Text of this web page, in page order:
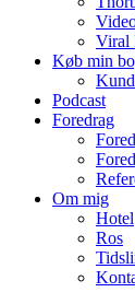
Viral
Køb min
Podcast
Foredrag
Om mig
Hotel
Ros